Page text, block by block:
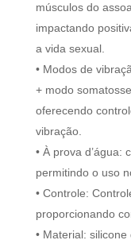
músculos do
impactando
a vida sexual.
• Modos de
+ modo
oferecendo
vibração.
• À prova d’água:
permitindo o uso
• Controle:
proporcionando
• Material: silicone